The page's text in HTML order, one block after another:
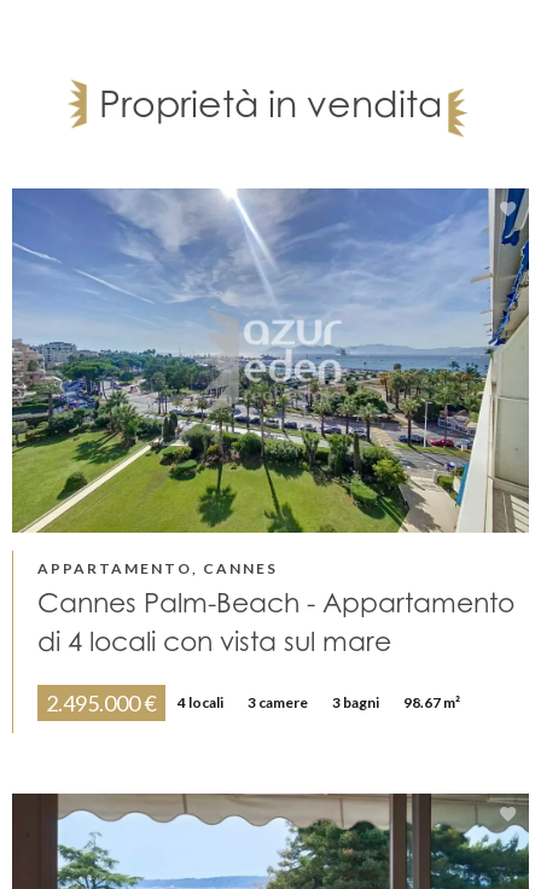
Proprietà in vendita
APPARTAMENTO, CANNES
Cannes Palm-Beach - Appartamento
di 4 locali con vista sul mare
2.495.000 € 4 locali 3 camere 3 bagni 98.67 m²